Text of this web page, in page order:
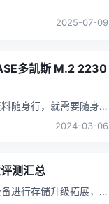
2025-07-09
多凯斯 M.2 2230
多凯斯 ...
2024-03-06
测汇总